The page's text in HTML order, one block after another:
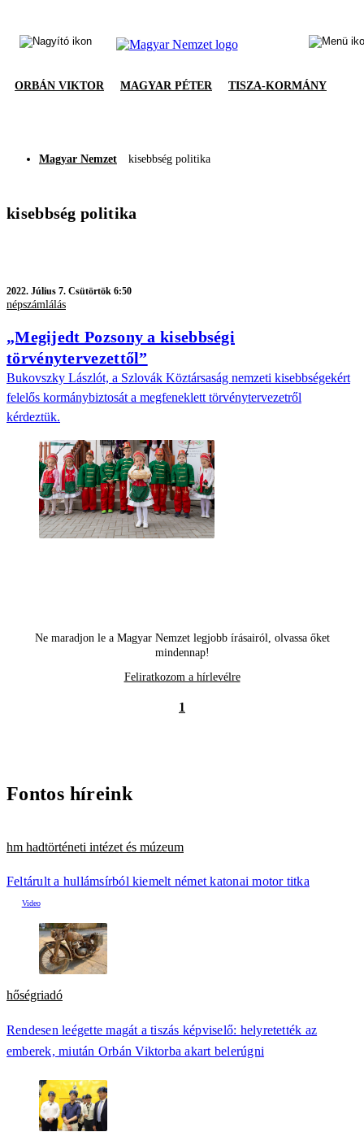
ORBÁN VIKTOR MAGYAR PÉTER TISZA-KORMÁNY
Magyar Nemzet kisebbség politika
kisebbség politika
2022. Július 7. Csütörtök 6:50
népszámlálás
„Megijedt Pozsony a kisebbségi
törvénytervezettől”
Bukovszky Lászlót, a Szlovák Köztársaság nemzeti kisebbségekért
felelős kormánybiztosát a megfeneklett törvénytervezetről
kérdeztük.
Ne maradjon le a Magyar Nemzet legjobb írásairól, olvassa őket
mindennap!
Feliratkozom a hírlevélre
1
Fontos híreink
hm hadtörténeti intézet és múzeum
Feltárult a hullámsírból kiemelt német katonai motor titka
hőségriadó
Rendesen leégette magát a tiszás képviselő: helyretették az
emberek, miután Orbán Viktorba akart belerúgni